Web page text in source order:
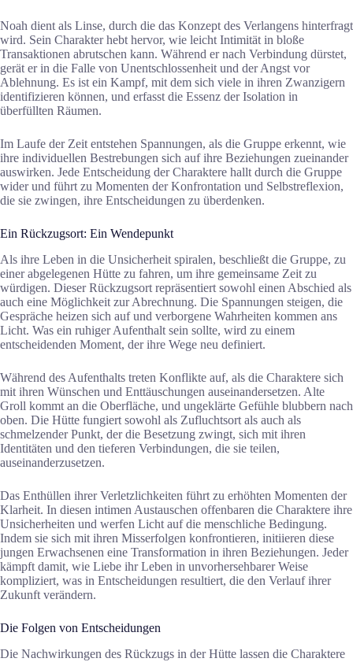
Noah dient als Linse, durch die das Konzept des Verlangens hinterfragt
wird. Sein Charakter hebt hervor, wie leicht Intimität in bloße
Transaktionen abrutschen kann. Während er nach Verbindung dürstet,
gerät er in die Falle von Unentschlossenheit und der Angst vor
Ablehnung. Es ist ein Kampf, mit dem sich viele in ihren Zwanzigern
identifizieren können, und erfasst die Essenz der Isolation in
überfüllten Räumen.
Im Laufe der Zeit entstehen Spannungen, als die Gruppe erkennt, wie
ihre individuellen Bestrebungen sich auf ihre Beziehungen zueinander
auswirken. Jede Entscheidung der Charaktere hallt durch die Gruppe
wider und führt zu Momenten der Konfrontation und Selbstreflexion,
die sie zwingen, ihre Entscheidungen zu überdenken.
Ein Rückzugsort: Ein Wendepunkt
Als ihre Leben in die Unsicherheit spiralen, beschließt die Gruppe, zu
einer abgelegenen Hütte zu fahren, um ihre gemeinsame Zeit zu
würdigen. Dieser Rückzugsort repräsentiert sowohl einen Abschied als
auch eine Möglichkeit zur Abrechnung. Die Spannungen steigen, die
Gespräche heizen sich auf und verborgene Wahrheiten kommen ans
Licht. Was ein ruhiger Aufenthalt sein sollte, wird zu einem
entscheidenden Moment, der ihre Wege neu definiert.
Während des Aufenthalts treten Konflikte auf, als die Charaktere sich
mit ihren Wünschen und Enttäuschungen auseinandersetzen. Alte
Groll kommt an die Oberfläche, und ungeklärte Gefühle blubbern nach
oben. Die Hütte fungiert sowohl als Zufluchtsort als auch als
schmelzender Punkt, der die Besetzung zwingt, sich mit ihren
Identitäten und den tieferen Verbindungen, die sie teilen,
auseinanderzusetzen.
Das Enthüllen ihrer Verletzlichkeiten führt zu erhöhten Momenten der
Klarheit. In diesen intimen Austauschen offenbaren die Charaktere ihre
Unsicherheiten und werfen Licht auf die menschliche Bedingung.
Indem sie sich mit ihren Misserfolgen konfrontieren, initiieren diese
jungen Erwachsenen eine Transformation in ihren Beziehungen. Jeder
kämpft damit, wie Liebe ihr Leben in unvorhersehbarer Weise
kompliziert, was in Entscheidungen resultiert, die den Verlauf ihrer
Zukunft verändern.
Die Folgen von Entscheidungen
Die Nachwirkungen des Rückzugs in der Hütte lassen die Charaktere